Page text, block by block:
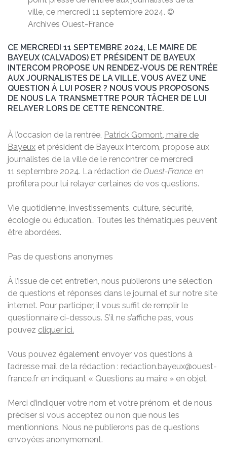
ville, ce mercredi 11 septembre 2024. ©
Archives Ouest-France
CE MERCREDI 11 SEPTEMBRE 2024, LE MAIRE DE
BAYEUX (CALVADOS) ET PRÉSIDENT DE BAYEUX
INTERCOM PROPOSE UN RENDEZ-VOUS DE RENTRÉE
AUX JOURNALISTES DE LA VILLE. VOUS AVEZ UNE
QUESTION À LUI POSER ? NOUS VOUS PROPOSONS
DE NOUS LA TRANSMETTRE POUR TÂCHER DE LUI
RELAYER LORS DE CETTE RENCONTRE.
À l’occasion de la rentrée, Patrick Gomont, maire de
Bayeux et président de Bayeux intercom, propose aux
journalistes de la ville de le rencontrer ce mercredi
11 septembre 2024. La rédaction de Ouest-France en
profitera pour lui relayer certaines de vos questions.
Vie quotidienne, investissements, culture, sécurité,
écologie ou éducation… Toutes les thématiques peuvent
être abordées.
Pas de questions anonymes
À l’issue de cet entretien, nous publierons une sélection
de questions et réponses dans le journal et sur notre site
internet. Pour participer, il vous suffit de remplir le
questionnaire ci-dessous. S’il ne s’affiche pas, vous
pouvez cliquer ici.
Vous pouvez également envoyer vos questions à
l’adresse mail de la rédaction : redaction.bayeux@ouest-
france.fr en indiquant « Questions au maire » en objet.
Merci d’indiquer votre nom et votre prénom, et de nous
préciser si vous acceptez ou non que nous les
mentionnions. Nous ne publierons pas de questions
envoyées anonymement.